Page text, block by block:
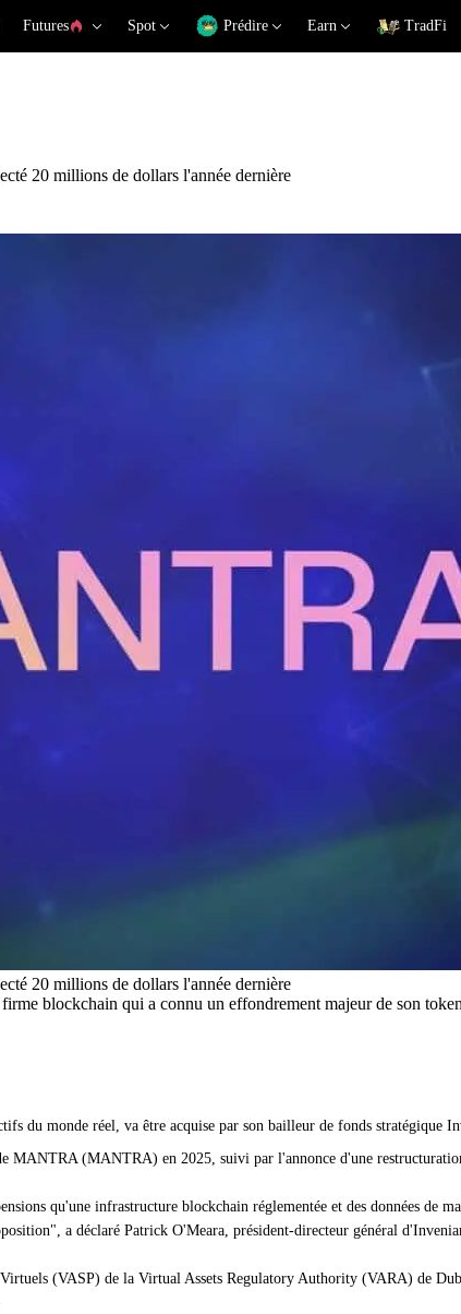
Futures Spot Prédire Earn TradFi
20 millions de dollars l'année dernière
20 millions de dollars l'année dernière
blockchain qui a connu un effondrement majeur de son
du monde réel, va être acquise par son bailleur de fonds stratégique
MANTRA (MANTRA) en 2025, suivi par l'annonce d'une
qu'une infrastructure blockchain réglementée et des données
a déclaré Patrick O'Meara, président-directeur général
(VASP) de la Virtual Assets Regulatory Authority (VARA) de